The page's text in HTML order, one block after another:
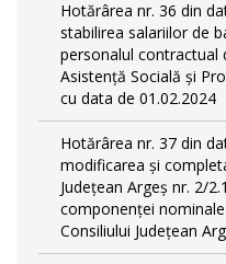
Hotărârea nr. 36 din
stabilirea salariilor de
personalul contractual
Asistență Socială și
cu data de 01.02.2024
Hotărârea nr. 37 din
modificarea și
Județean Argeș nr. 2/
componenței
Consiliului Județean